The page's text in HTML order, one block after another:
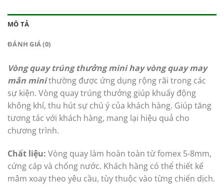
MÔ TẢ
ĐÁNH GIÁ (0)
Vòng quay trúng thưởng mini hay vòng quay may
mắn minithường được ứng dụng rộng rãi trong các
sự kiện. Vòng quay trúng thưởng giúp khuấy động
không khí, thu hút sự chú ý của khách hàng. Giúp tăng
tương tác với khách hàng, mang lại hiệu quả cho
chương trình.
Chất liệu: Vòng quay làm hoàn toàn từ fomex 5-8mm,
cứng cáp và chống nước. Khách hàng có thể thiết kế
mâm xoay theo yêu cầu, tùy thuộc vào từng chiến dịch.